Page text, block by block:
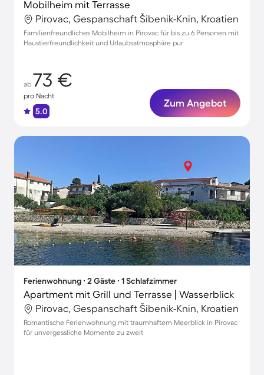
Mobilheim mit Terrasse
Pirovac, Gespanschaft Šibenik-Knin, Kroatien
Familienfreundliches Mobilheim in Pirovac für bis zu 6 Personen mit
Haustierfreundlichkeit und Urlaubsatmosphäre pur
ab 73 €
pro Nacht
5.0
Zum Angebot
Ferienwohnung ∙ 2 Gäste ∙ 1 Schlafzimmer
Apartment mit Grill und Terrasse | Wasserblick
Pirovac, Gespanschaft Šibenik-Knin, Kroatien
Romantische Ferienwohnung mit traumhaftem Meerblick in Pirovac
für unvergessliche Momente zu zweit